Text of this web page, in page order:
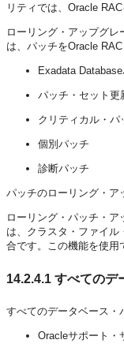
リティでは、Oracle
ローリング・アップグ
は、パッチをOracle
Exadata
パッチ・セット更
クリティカル・パ
個別パッチ
診断パッチ
パッチのローリング・ア
ローリング・パッチ・
は、クラスタ・ファイ
合です。この機能を使用
14.2.4.1 すべてのデ
すべてのデータベース・
Oracleサポート・